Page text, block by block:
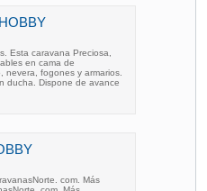
Esta caravana Preciosa,
en cama de
nevera, fogones y armarios.
ducha. Dispone de avance
com. Más